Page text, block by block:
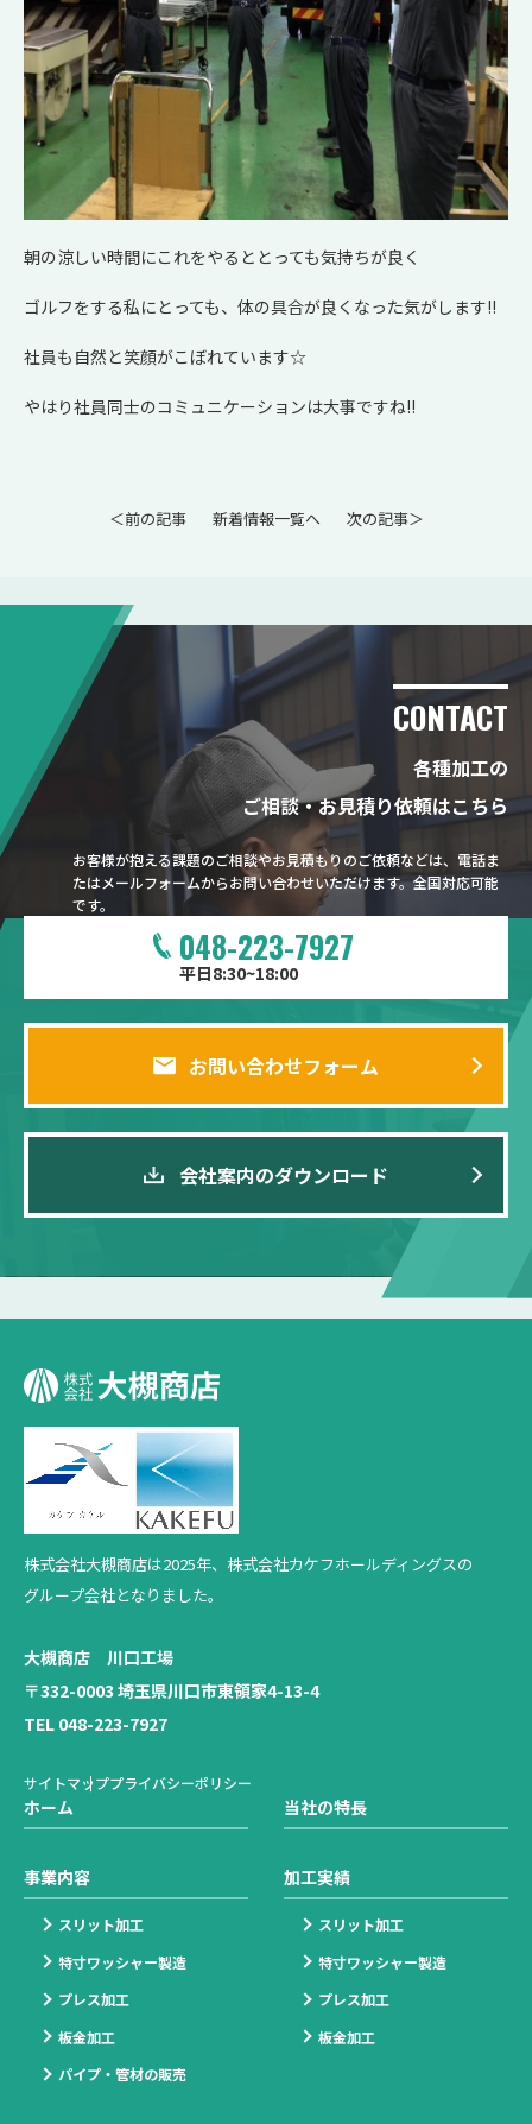
朝の涼しい時間にこれをやるととっても気持ちが良く
ゴルフをする私にとっても、体の具合が良くなった気がします!!
社員も自然と笑顔がこぼれています☆
やはり社員同士のコミュニケーションは大事ですね!!
＜前の記事 新着情報一覧へ 次の記事＞
CONTACT
各種加工の
ご相談・お見積り依頼はこちら
お客様が抱える課題のご相談やお見積もりのご依頼などは、電話ま
たはメールフォームからお問い合わせいただけます。全国対応可能
です。
048-223-7927
平日8:30~18:00
お問い合わせフォーム
会社案内のダウンロード
株式会社大槻商店は2025年、 株式会社カケフホールディングスの
グループ会社となりました。
大槻商店 川口工場
〒332-0003 埼玉県川口市東領家4-13-4
TEL 048-223-7927
サイトマッププライバシーポリシー
ホーム 当社の特長
事業内容
スリット加工
特寸ワッシャー製造
プレス加工
板金加工
パイプ・管材の販売
加工実績
スリット加工
特寸ワッシャー製造
プレス加工
板金加工